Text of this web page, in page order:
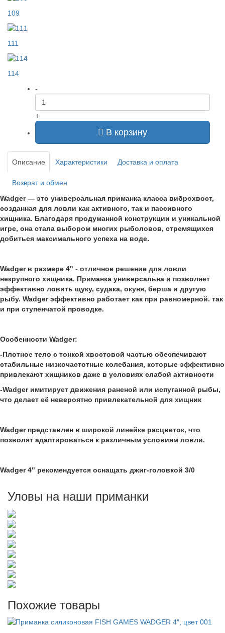
109
111
114
-
+
В корзину
Описание Характеристики Доставка и оплата
Возврат и обмен
Wadger — это универсальная приманка класса виброхвост,
созданная для ловли как активного, так и пассивного
хищника. Благодаря продуманной конструкции и уникальной
игре, она стала выбором многих рыболовов, стремящихся
добиться максимального успеха на воде.
Wadger в размере 4" - отличное решение для ловли
некрупного хищника. Приманка универсальна и позволяет
эффективно ловить щуку, судака, окуня, берша и другую
рыбу. Wadger эффективно работает как при равномерной. так
и при ступенчатой проводке.
Особенности Wadger:
-Плотное тело с тонкой хвостовой частью обеспечивают
стабильные низкочастотные колебания, которые эффективно
привлекают хищников даже в условиях слабой активности
-Wadger имитирует движения раненой или испуганной рыбы,
что делает её невероятно привлекательной для хищник
Wadger представлен в широкой линейке расцветок, что
позволят адаптироваться к различным условиям ловли.
Wadger 4" рекомендуется оснащать джиг-головкой 3/0
Уловы на наши приманки
Похожие товары